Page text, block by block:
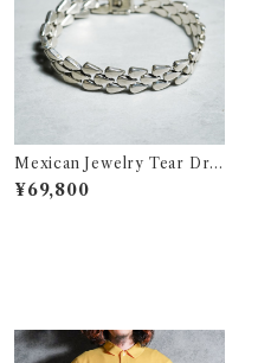
Mexican Jewelry Tear Dro
p Bracelet メキシカンジュエ
リー ティアドロップ ブレスレ
¥69,800